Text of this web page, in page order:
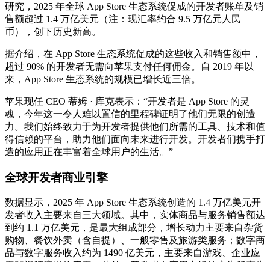
研究，2025 年全球 App Store 生态系统促成的开发者账单及销
售额超过 1.4 万亿美元（注：现汇率约合 9.5 万亿元人民
币），创下历史新高。
据介绍，在 App Store 生态系统促成的这些收入和销售额中，
超过 90% 的开发者无需向苹果支付任何佣金。自 2019 年以
来，App Store 生态系统的规模已增长近三倍。
苹果现任 CEO 蒂姆 · 库克表示：“开发者是 App Store 的灵
魂，今年这一令人难以置信的里程碑证明了他们无限的创造
力。我们始终致力于为开发者提供他们所需的工具、技术和值
得信赖的平台，助力他们面向未来进行开发。开发者们携手打
造的应用正在丰富着全球用户的生活。”
全球开发者商业引擎
数据显示，2025 年 App Store 生态系统创造的 1.4 万亿美元开
发者收入主要来自三大领域。其中，实体商品与服务销售额达
到约 1.1 万亿美元，是最大组成部分，增长动力主要来自杂货
购物、餐饮外卖（含自提）、一般零售及旅游类服务；数字商
品与数字服务收入约为 1490 亿美元，主要来自游戏、企业应